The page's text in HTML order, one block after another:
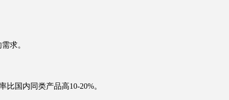
求。
国内同类产品高10-20%。